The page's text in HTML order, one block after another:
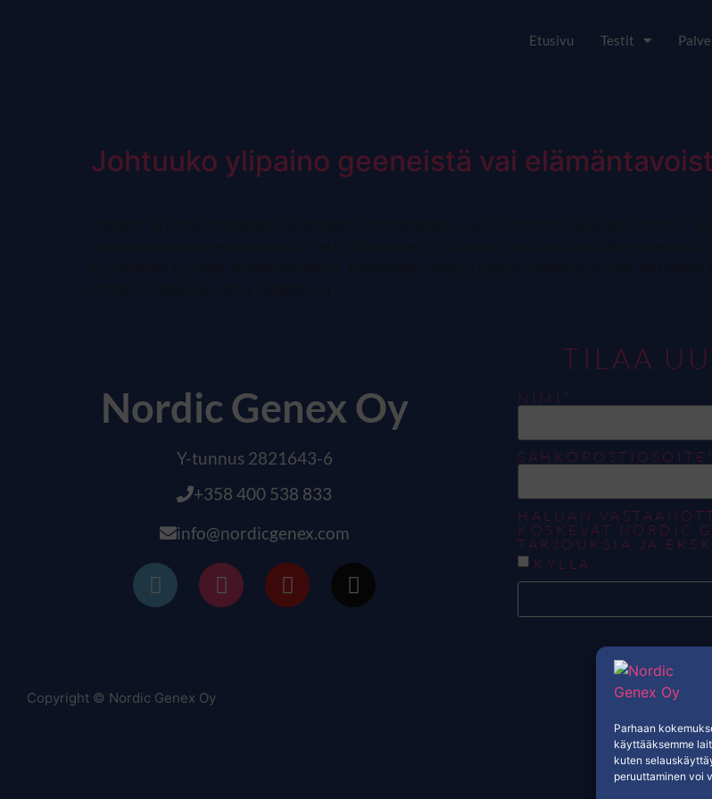
Parhaan
käyttääksemme
kuten
peruuttaminen voi
Etusivu Testit
Johtuuko ylipaino geeneistä vai
Nordic Genex Oy
Y-tunnus 2821643-6
+358 400 538 833
info@nordicgenex.com
TILAA
NIMI*
SÄHKÖPOSTIOSOITE*
HALUAN
KOSKEVAT NORDIC
TARJOUKSIA JA
KYLLÄ
Copyright © Nordic Genex Oy